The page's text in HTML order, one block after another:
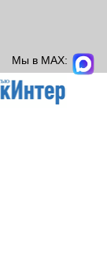
Мы в MAX: